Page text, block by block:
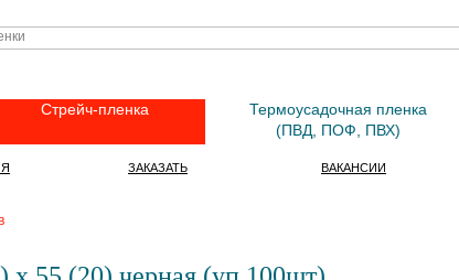
Стрейч-пленка
Термоусадочная пленка
(ПВД, ПОФ, ПВХ)
ЗАКАЗАТЬ ВАКАНСИИ